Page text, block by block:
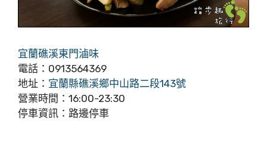
宜蘭礁溪東門滷味
電話：0913564369
地址： 宜蘭縣礁溪鄉中山路二段143號
營業時間：16:00-23:30
停車資訊：路邊停車